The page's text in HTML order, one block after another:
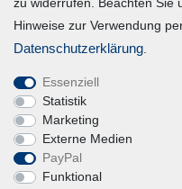
Unternehmen
Blog
Datenschutzerklärung
Erklärung zur Barrierefreiheit
AGB
Hinweise zur Verwendung
Daten­schutz­erklärung
Essenziell
Statistik
Marketing
Externe Medien
PayPal
Funktional